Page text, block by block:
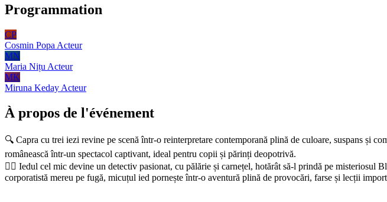
Programmation
CP
Cosmin Popa Acteur
MN
Maria Nițu Acteur
MK
Miruna Keday Acteur
À propos de l'événement
🔍 Capra cu trei iezi revine pe scenă într-o reinterpretare contemporană plină de culoare, suspans și
românească într-un spectacol captivant, ideal pentru copii și părinți deopotrivă.
🕵‍♂ Iedul cel mic devine un detectiv pasionat, cu pălărie și carnețel, hotărât să-l prindă pe misteriosul
corporatistă mereu pe fugă, micuțul ied pornește într-o aventură plină de provocări, farse și lecții